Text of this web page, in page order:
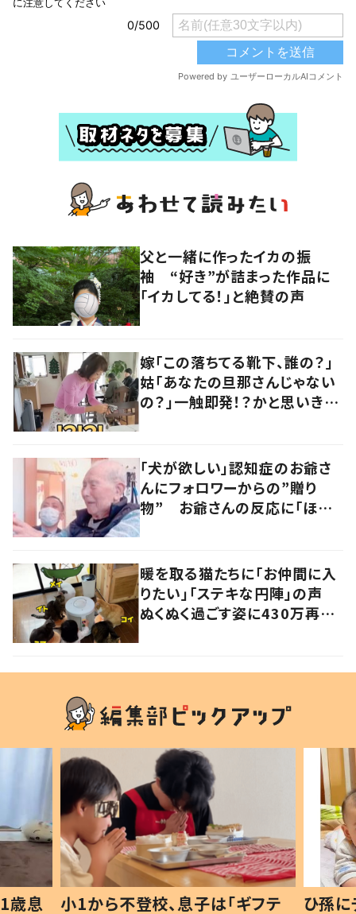
父と一緒に作ったイカの振
袖 “好き”が詰まった作品に
「イカしてる！」と絶賛の声
嫁「この落ちてる靴下、誰の？」
姑「あなたの旦那さんじゃない
の？」一触即発！？かと思いき
「犬が欲しい」認知症のお爺さ
んにフォロワーからの”贈り
物” お爺さんの反応に「ほっこ
暖を取る猫たちに「お仲間に入
りたい」「ステキな円陣」の声
ぬくぬく過ごす姿に430万再生
歳息 小1から不登校、息子は「ギフテ ひ孫